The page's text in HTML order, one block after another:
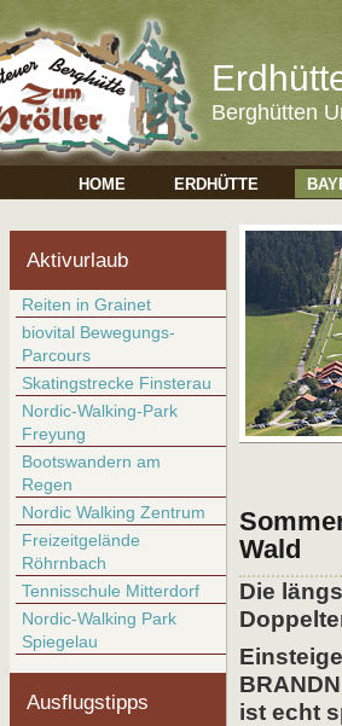
Berghütten
HOME ERDHÜTTE
Aktivurlaub
Reiten in Grainet
biovital Bewegungs-
Parcours
Skatingstrecke Finsterau
Nordic-Walking-Park
Freyung
Bootswandern am
Regen
Nordic Walking Zentrum
Freizeitgelände
Röhrnbach
Tennisschule Mitterdorf
Nordic-Walking Park
Spiegelau
Ausflugstipps
Wald
Die
ist echt